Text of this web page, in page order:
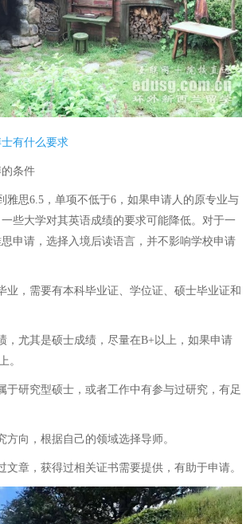
有什么要求
条件
思6.5，单项不低于6，如果申请人的原专业与
些大学对其英语成绩的要求可能降低。对于一
申请，选择入境后读语言，并不影响学校申请
，需要有本科毕业证、学位证、硕士毕业证和
尤其是硕士成绩，尽量在B+以上，如果申请
。
研究型硕士，或者工作中有参与过研究，有足
向，根据自己的领域选择导师。
章，获得过相关证书需要提供，有助于申请。